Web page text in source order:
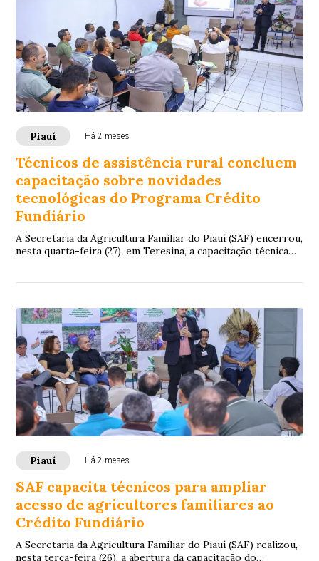
Piauí Há 2 meses
Técnicos de assistência rural concluem
capacitação sobre novidades
tecnológicas do Programa Crédito
Fundiário
A Secretaria da Agricultura Familiar do Piauí (SAF) encerrou,
nesta quarta-feira (27), em Teresina, a capacitação técnica
Piauí Há 2 meses
SAF capacita técnicos para ampliar
acesso de agricultores familiares ao
Crédito Fundiário
A Secretaria da Agricultura Familiar do Piauí (SAF) realizou,
nesta terça-feira (26), a abertura da capacitação do